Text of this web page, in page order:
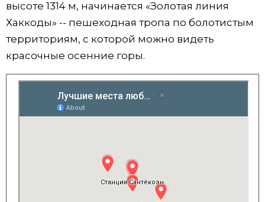
высоте 1314 м, начинается «Золотая линия
Хаккоды» -- пешеходная тропа по болотистым
территориям, с которой можно видеть
красочные осенние горы.